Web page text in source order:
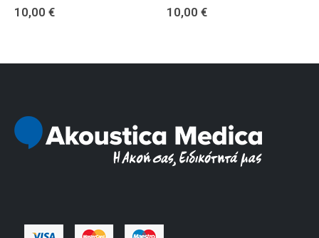
0 out of 5
10,00 € 0 out of 5
10,00 €